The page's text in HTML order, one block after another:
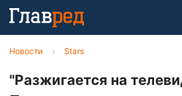
Новости › Stars
"Разжигается на